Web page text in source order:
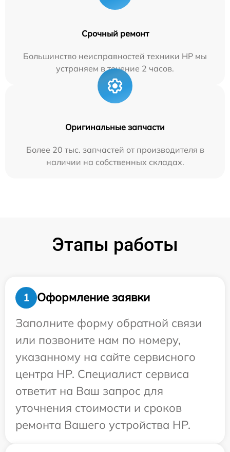
Срочный ремонт
Большинство неисправностей техники HP мы
устраняем в течение 2 часов.
Оригинальные запчасти
Более 20 тыс. запчастей от производителя в
наличии на собственных складах.
Этапы работы
1
Оформление заявки
Заполните форму обратной связи
или позвоните нам по номеру,
указанному на сайте сервисного
центра HP. Специалист сервиса
ответит на Ваш запрос для
уточнения стоимости и сроков
ремонта Вашего устройства HP.